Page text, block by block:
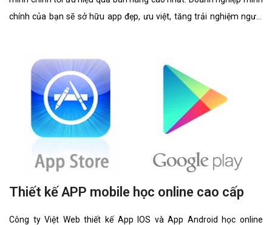
chính của bạn sẽ sở hữu app đẹp, ưu việt, tăng trải nghiệm người
Thiết kế APP mobile học online cao cấp
Công ty Việt Web thiết kế App IOS và App Android học online